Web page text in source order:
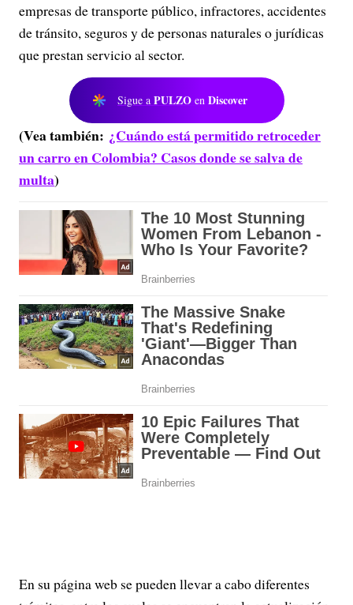
empresas de transporte público, infractores, accidentes
de tránsito, seguros y de personas naturales o jurídicas
que prestan servicio al sector.
Sigue a PULZO en Discover
(Vea también: ¿Cuándo está permitido retroceder
un carro en Colombia? Casos donde se salva de
multa)
En su página web se pueden llevar a cabo diferentes